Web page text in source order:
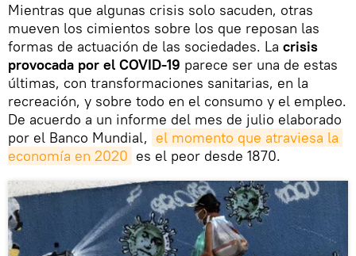
Mientras que algunas crisis solo sacuden, otras
mueven los cimientos sobre los que reposan las
formas de actuación de las sociedades. La crisis
provocada por el COVID-19 parece ser una de estas
últimas, con transformaciones sanitarias, en la
recreación, y sobre todo en el consumo y el empleo.
De acuerdo a un informe del mes de julio elaborado
por el Banco Mundial, el momento que atraviesa la
economía en 2020 es el peor desde 1870.